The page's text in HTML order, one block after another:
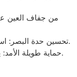
تحسين حدة البصر: استمتع بألوان نابضة بالحياة وتباين قوي.
حماية طويلة الأمد: يمنع الشيخوخة المبكرة لأنسجة العين.